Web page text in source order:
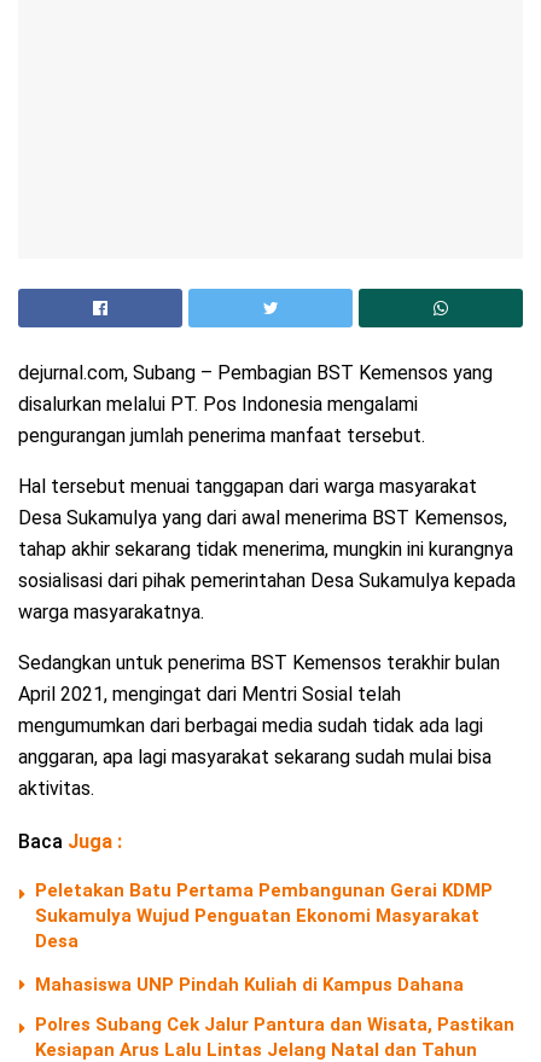
dejurnal.com, Subang – Pembagian BST Kemensos yang
disalurkan melalui PT. Pos Indonesia mengalami
pengurangan jumlah penerima manfaat tersebut.
Hal tersebut menuai tanggapan dari warga masyarakat
Desa Sukamulya yang dari awal menerima BST Kemensos,
tahap akhir sekarang tidak menerima, mungkin ini kurangnya
sosialisasi dari pihak pemerintahan Desa Sukamulya kepada
warga masyarakatnya.
Sedangkan untuk penerima BST Kemensos terakhir bulan
April 2021, mengingat dari Mentri Sosial telah
mengumumkan dari berbagai media sudah tidak ada lagi
anggaran, apa lagi masyarakat sekarang sudah mulai bisa
aktivitas.
Baca Juga :
Peletakan Batu Pertama Pembangunan Gerai KDMP
Sukamulya Wujud Penguatan Ekonomi Masyarakat
Desa
Mahasiswa UNP Pindah Kuliah di Kampus Dahana
Polres Subang Cek Jalur Pantura dan Wisata, Pastikan
Kesiapan Arus Lalu Lintas Jelang Natal dan Tahun